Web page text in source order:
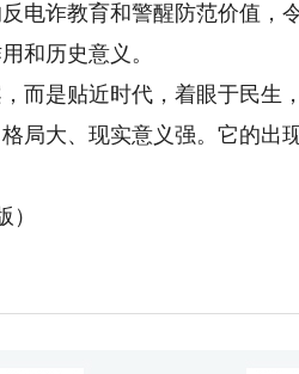
电诈教育和警醒防范价值，
和历史意义。
是贴近时代，着眼于民生
局大、现实意义强。它的出